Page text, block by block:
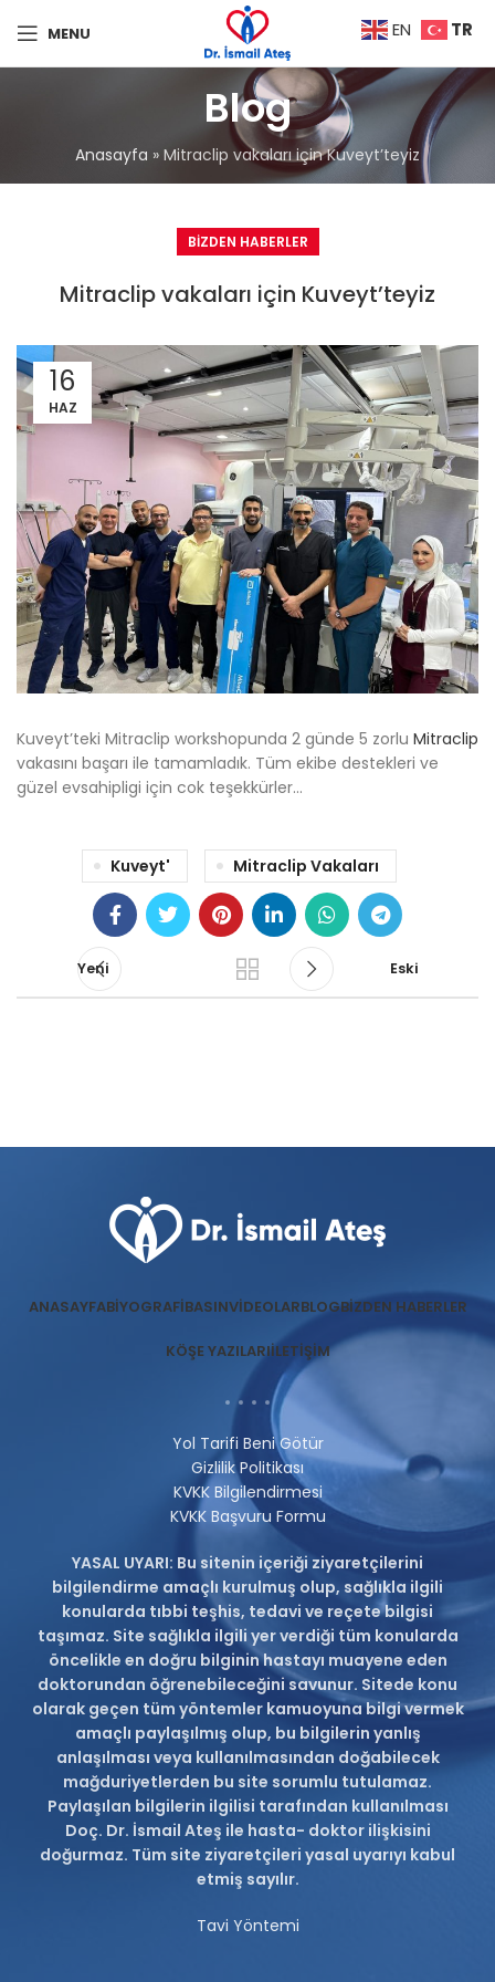
MENU
Blog
Anasayfa » Mitraclip vakaları için Kuveyt’teyiz
BIZDEN HABERLER
Mitraclip vakaları için Kuveyt’teyiz
16
HAZ
Kuveyt’teki Mitraclip workshopunda 2 günde 5 zorlu Mitraclip
vakasını başarı ile tamamladık. Tüm ekibe destekleri ve
güzel evsahipligi için cok teşekkürler…
Kuveyt' Mitraclip Vakaları
Yeni Eski
ANASAYFABIYOGRAFIBASINVIDEOLARBLOGBIZDEN HABERLER
KÖŞE YAZILARIİLETIŞIM
Yol Tarifi Beni Götür
Gizlilik Politikası
KVKK Bilgilendirmesi
KVKK Başvuru Formu
YASAL UYARI: Bu sitenin içeriği ziyaretçilerini
bilgilendirme amaçlı kurulmuş olup, sağlıkla ilgili
konularda tıbbi teşhis, tedavi ve reçete bilgisi
taşımaz. Site sağlıkla ilgili yer verdiği tüm konularda
öncelikle en doğru bilginin hastayı muayene eden
doktorundan öğrenebileceğini savunur. Sitede konu
olarak geçen tüm yöntemler kamuoyuna bilgi vermek
amaçlı paylaşılmış olup, bu bilgilerin yanlış
anlaşılması veya kullanılmasından doğabilecek
mağduriyetlerden bu site sorumlu tutulamaz.
Paylaşılan bilgilerin ilgilisi tarafından kullanılması
Doç. Dr. İsmail Ateş ile hasta- doktor ilişkisini
doğurmaz. Tüm site ziyaretçileri yasal uyarıyı kabul
etmiş sayılır.
Tavi Yöntemi
EN TR